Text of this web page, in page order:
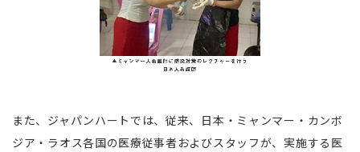
また、ジャパンハートでは、従来、日本・ミャンマー・カンボ
ジア・ラオス各国の医療従事者およびスタッフが、実施する医